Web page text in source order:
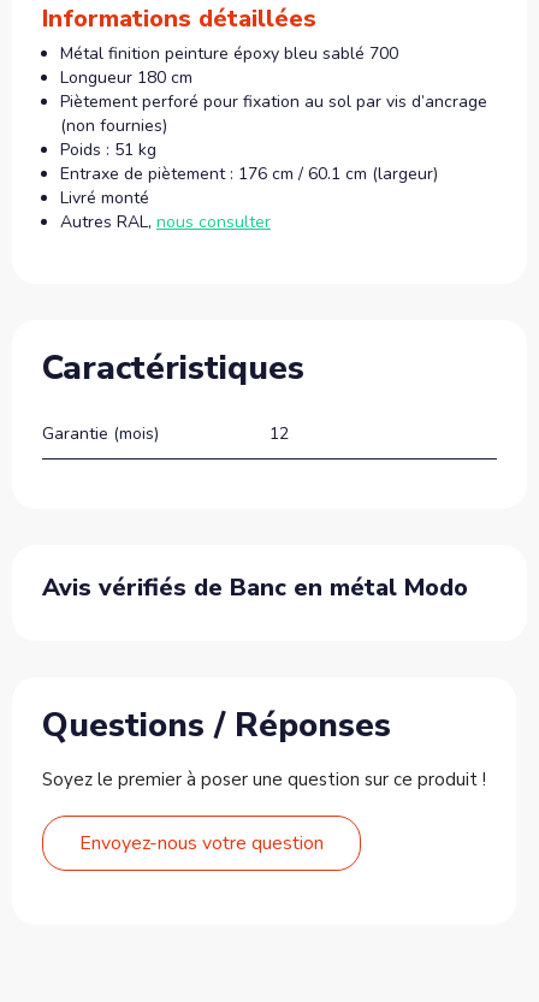
Informations détaillées
Métal finition peinture époxy bleu sablé 700
Longueur 180 cm
Piètement perforé pour fixation au sol par vis d’ancrage
(non fournies)
Poids : 51 kg
Entraxe de piètement : 176 cm / 60.1 cm (largeur)
Livré monté
Autres RAL, nous consulter
Caractéristiques
Garantie (mois) 12
Avis vérifiés de Banc en métal Modo
Questions / Réponses
Soyez le premier à poser une question sur ce produit !
Envoyez-nous votre question